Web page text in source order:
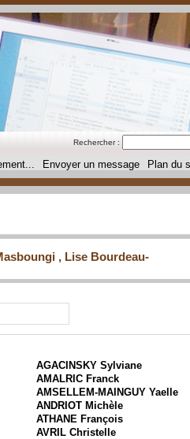
Envoyer un message Plan du
Rechercher :
, Lise Bourdeau-
AGACINSKY Sylviane
AMALRIC Franck
AMSELLEM-MAINGUY Yaelle
ANDRIOT Michèle
ATHANE François
AVRIL Christelle